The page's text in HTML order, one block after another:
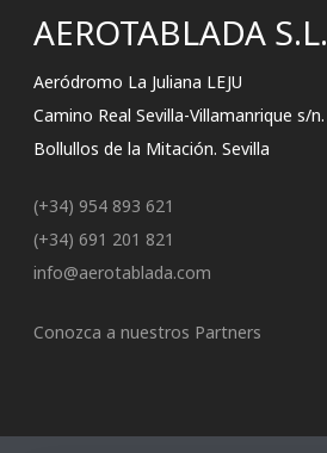
AEROTABLADA S.L.
Aeródromo La Juliana LEJU
Camino Real Sevilla-Villamanrique s/n.
Bollullos de la Mitación. Sevilla
(+34) 954 893 621
(+34) 691 201 821
info@aerotablada.com
Conozca a nuestros Partners